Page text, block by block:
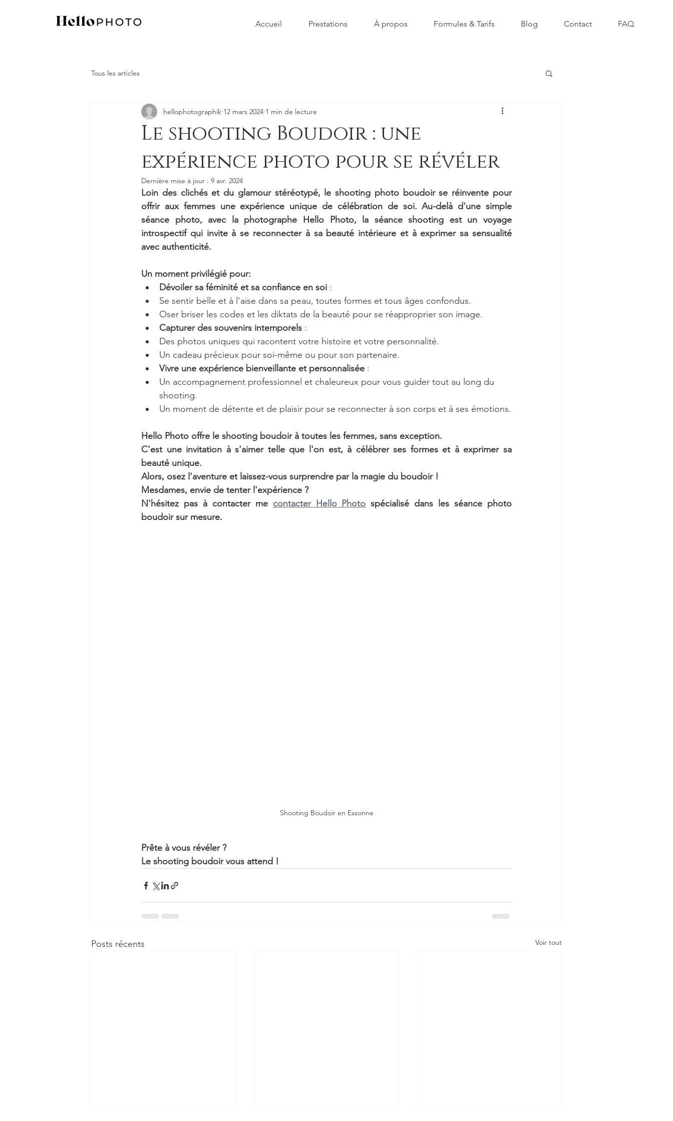
Accueil Prestations À propos Formules & Tarifs Blog Contact FAQ
Tous les articles
Le shooting Boudoir : une
expérience photo pour se révéler
hellophotographik 12 mars 2024 1 min de lecture
Dernière mise à jour : 9 avr. 2024
Loin des clichés et du glamour stéréotypé, le shooting photo boudoir se réinvente pour
offrir aux femmes une expérience unique de célébration de soi. Au-delà d'une simple
séance photo, avec la photographe Hello Photo, la séance shooting est un voyage
introspectif qui invite à se reconnecter à sa beauté intérieure et à exprimer sa sensualité
avec authenticité.
Un moment privilégié pour:
Dévoiler sa féminité et sa confiance en soi :
Se sentir belle et à l'aise dans sa peau, toutes formes et tous âges confondus.
Oser briser les codes et les diktats de la beauté pour se réapproprier son image.
Capturer des souvenirs intemporels :
Des photos uniques qui racontent votre histoire et votre personnalité.
Un cadeau précieux pour soi-même ou pour son partenaire.
Vivre une expérience bienveillante et personnalisée :
Un accompagnement professionnel et chaleureux pour vous guider tout au long du
shooting.
Un moment de détente et de plaisir pour se reconnecter à son corps et à ses émotions.
Hello Photo offre le shooting boudoir à toutes les femmes, sans exception.
C'est une invitation à s'aimer telle que l'on est, à célébrer ses formes et à exprimer sa
beauté unique.
Alors, osez l'aventure et laissez-vous surprendre par la magie du boudoir !
Mesdames, envie de tenter l'expérience ?
N'hésitez pas à contacter me contacter Hello Photo spécialisé dans les séance photo
boudoir sur mesure.
Shooting Boudoir en Essonne
Prête à vous révéler ?
Le shooting boudoir vous attend !
Posts récents Voir tout